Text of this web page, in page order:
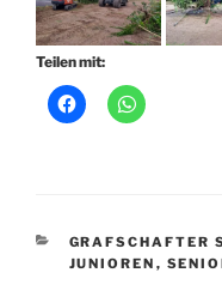
Teilen mit:
KATEGORIEN
GRAFSCHAFTER
JUNIOREN ,